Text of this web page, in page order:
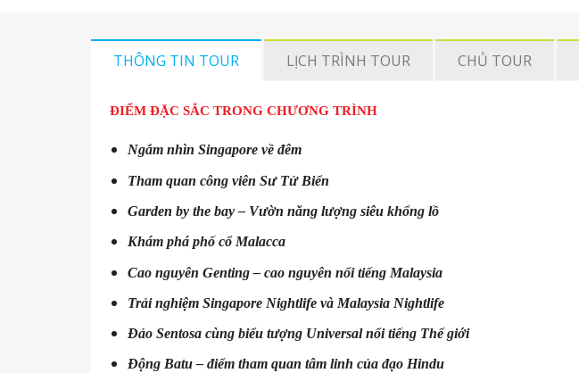
THÔNG TIN TOUR LỊCH TRÌNH TOUR CHỦ TOUR
ĐIỂM ĐẶC SẮC TRONG CHƯƠNG TRÌNH
Ngắm nhìn Singapore về đêm
Tham quan công viên Sư Tử Biển
Garden by the bay – Vườn năng lượng siêu khổng lồ
Khám phá phố cổ Malacca
Cao nguyên Genting – cao nguyên nổi tiếng Malaysia
Trải nghiệm Singapore Nightlife và Malaysia Nightlife
Đảo Sentosa cùng biểu tượng Universal nổi tiếng Thế giới
Động Batu – điểm tham quan tâm linh của đạo Hindu